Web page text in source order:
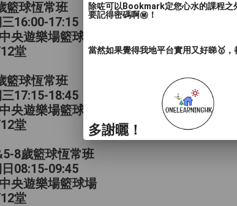
籃球恆常班
16:00-17:15
央遊樂場籃球場
堂
籃球恆常班
17:15-18:45
央遊樂場籃球場
堂
8歲籃球恆常班
08:15-09:45
央遊樂場籃球場
堂
除咗可以Bookmark定您心水的課程之
要記得密碼啊㊙️！
當然如果覺得我地平台實用又好睇🥇，
多謝曬！